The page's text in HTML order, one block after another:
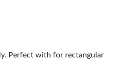
Perfect with for rectangular